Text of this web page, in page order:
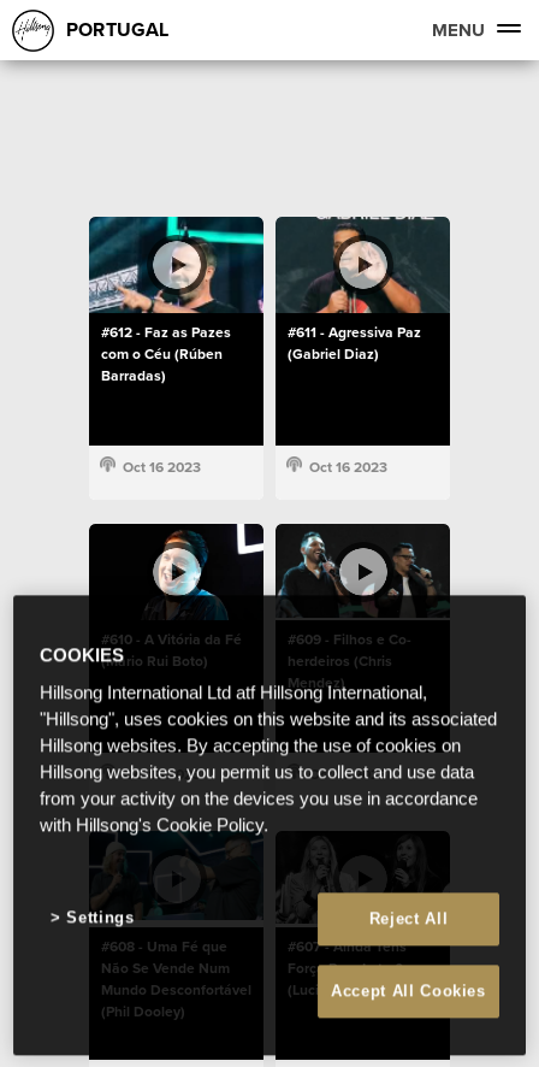
PORTUGAL MENU
#612 - Faz as Pazes
com o Céu (Rúben
Barradas)
Oct 16 2023
#611 - Agressiva Paz
(Gabriel Diaz)
Oct 16 2023
#610 - A Vitória da Fé
(Mário Rui Boto)
Oct 16 2023
#609 - Filhos e Co-
herdeiros (Chris
Mendez)
Oct 16 2023
#608 - Uma Fé que
Não Se Vende Num
Mundo Desconfortável
(Phil Dooley)
#607 - Ainda Tens
Força Para Lutar?
(Lucinda Dooley)
COOKIES
Hillsong International Ltd atf Hillsong International,
"Hillsong", uses cookies on this website and its associated
Hillsong websites. By accepting the use of cookies on
Hillsong websites, you permit us to collect and use data
from your activity on the devices you use in accordance
with Hillsong's Cookie Policy.
Reject All
Accept All Cookies
Settings